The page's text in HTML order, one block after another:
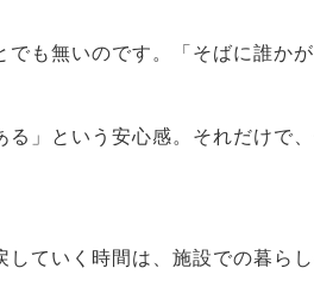
も無いのです。「そばに誰か
る」という安心感。それだけで
ていく時間は、施設での暮ら